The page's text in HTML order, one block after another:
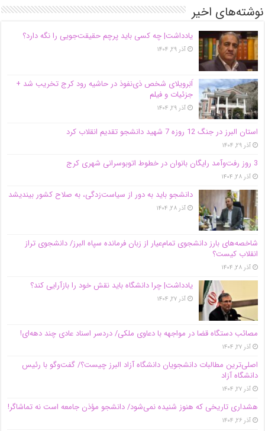
نوشته‌های اخیر
یادداشت| ‌چه کسی باید پرچم حقیقت‌جویی را نگه دارد؟
آذر ۲۹, ۱۴۰۴
اَبَر‌ویلای شخص ذی‌نفوذ در حاشیه‌ رود کرج تخریب شد +
جزئیات و فیلم
آذر ۲۹, ۱۴۰۴
استان البرز در جنگ 12 روزه 7 شهید دانشجو تقدیم انقلاب کرد
آذر ۲۹, ۱۴۰۴
3 روز رفت‌وآمد رایگان بانوان در خطوط اتوبوسرانی شهری کرج
آذر ۲۸, ۱۴۰۴
دانشجو باید به دور از سیاست‌زدگی، به صلاح کشور بیندیشد
آذر ۲۸, ۱۴۰۴
شاخصه‌های بارز دانشجوی تمام‌عیار از زبان فرمانده سپاه البرز/ دانشجوی تراز
انقلاب کیست؟
آذر ۲۸, ۱۴۰۴
یادداشت| چرا دانشگاه باید نقش خود را بازآرایی کند؟
آذر ۲۷, ۱۴۰۴
مصائب دستگاه قضا در مواجهه با دعاوی ملکی/ دردسر اسناد عادی چند‌ دهه‌ای!
آذر ۲۷, ۱۴۰۴
اصلی‌ترین مطالبات دانشجویان دانشگاه آزاد البرز چیست؟/ گفت‌وگو با رئیس
دانشگاه آز‌اد
آذر ۲۷, ۱۴۰۴
هشداری تاریخی که هنوز شنیده نمی‌شود/ دانشجو مؤذن جامعه است نه تماشاگر!
آذر ۲۶, ۱۴۰۴